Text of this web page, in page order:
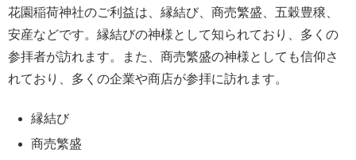
花園稲荷神社のご利益は、縁結び、商売繁盛、五穀豊穣、
安産などです。縁結びの神様として知られており、多くの
参拝者が訪れます。また、商売繁盛の神様としても信仰さ
れており、多くの企業や商店が参拝に訪れます。
縁結び
商売繁盛